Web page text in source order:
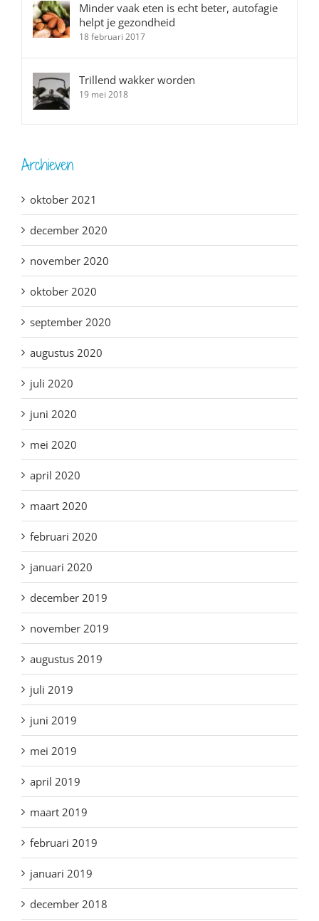
Minder vaak eten is echt beter, autofagie
helpt je gezondheid
18 februari 2017
Trillend wakker worden
19 mei 2018
Archieven
oktober 2021
december 2020
november 2020
oktober 2020
september 2020
augustus 2020
juli 2020
juni 2020
mei 2020
april 2020
maart 2020
februari 2020
januari 2020
december 2019
november 2019
augustus 2019
juli 2019
juni 2019
mei 2019
april 2019
maart 2019
februari 2019
januari 2019
december 2018